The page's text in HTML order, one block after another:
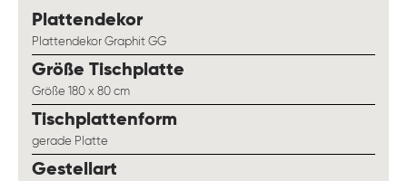
Plattendekorauswählen
Plattendekor Graphit GG
Größe Tischplatte
Größe 180 x 80 cm
Tischplattenform
gerade Platte
Gestellart